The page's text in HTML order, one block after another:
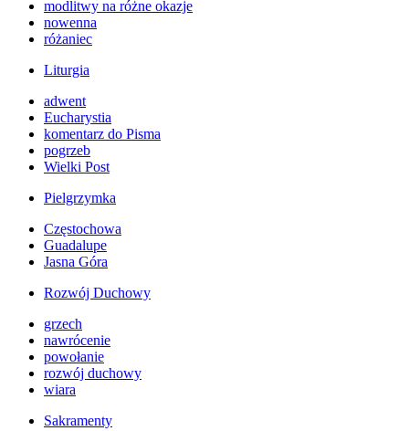
modlitwy na różne okazje
nowenna
różaniec
Liturgia
adwent
Eucharystia
komentarz do Pisma
pogrzeb
Wielki Post
Pielgrzymka
Częstochowa
Guadalupe
Jasna Góra
Rozwój Duchowy
grzech
nawrócenie
powołanie
rozwój duchowy
wiara
Sakramenty